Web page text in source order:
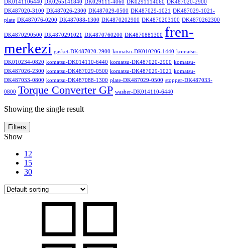
DK0141106440 DK0265141840 DK029111-4060 DK0291114060 DK487020-2900
DK487020-3100 DK487026-2300 DK487029-0500 DK487029-1021
DK487029-1021-
plate DK487076-0200 DK487088-1300 DK4870202900 DK4870203100 DK4870262300
DK4870290500 DK4870291021 DK4870760200 DK4870881300 fren-
merkezi gasket-DK487020-2900 komatsu-DK010206-1440 komatsu-
DK010234-0820 komatsu-DK014110-6440 komatsu-DK487020-2900 komatsu-
DK487026-2300 komatsu-DK487029-0500 komatsu-DK487029-1021
komatsu-
DK487033-0800 komatsu-DK487088-1300 plate-DK487029-0500 stopper-DK487033-
0800 Torque Converter GP washer-DK014110-6440
Showing the single result
Filters
Show
12
15
30